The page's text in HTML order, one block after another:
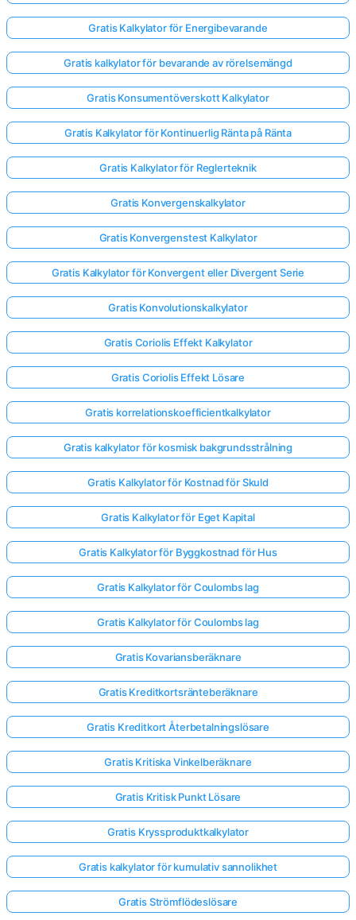
Gratis Kalkylator för Energibevarande
Gratis kalkylator för bevarande av rörelsemängd
Gratis Konsumentöverskott Kalkylator
Gratis Kalkylator för Kontinuerlig Ränta på Ränta
Gratis Kalkylator för Reglerteknik
Gratis Konvergenskalkylator
Gratis Konvergenstest Kalkylator
Gratis Kalkylator för Konvergent eller Divergent Serie
Gratis Konvolutionskalkylator
Gratis Coriolis Effekt Kalkylator
Gratis Coriolis Effekt Lösare
Gratis korrelationskoefficientkalkylator
Gratis kalkylator för kosmisk bakgrundsstrålning
Gratis Kalkylator för Kostnad för Skuld
Gratis Kalkylator för Eget Kapital
Gratis Kalkylator för Byggkostnad för Hus
Gratis Kalkylator för Coulombs lag
Gratis Kalkylator för Coulombs lag
Gratis Kovariansberäknare
Gratis Kreditkortsränteberäknare
Gratis Kreditkort Återbetalningslösare
Gratis Kritiska Vinkelberäknare
Gratis Kritisk Punkt Lösare
Gratis Kryssproduktkalkylator
Gratis kalkylator för kumulativ sannolikhet
Gratis Strömflödeslösare